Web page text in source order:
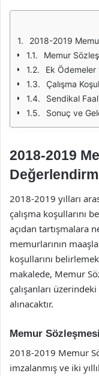
2018-2019
Memur
Ek
Çalışma
Sendikal
Sonuç ve
2018-2019
2018-2019 yılları
çalışma koşullarını
açıdan tartışmalara
memurlarının
koşullarını
makalede, Memur
çalışanları
alınacaktır.
Memur
2018-2019 Memur
imzalanmış ve iki